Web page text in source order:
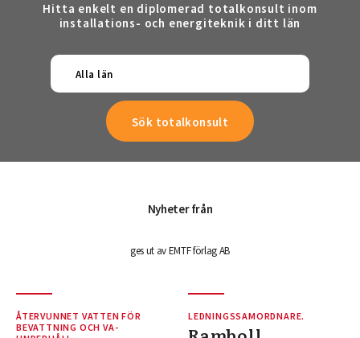
Hitta enkelt en diplomerad totalkonsult inom
installations- och energiteknik i ditt län
Alla län
Nyheter från
ges ut av EMTF förlag AB
ÅTERVUNNET VATTEN FÖR
BEVATTNING OCH VA-
LEDNINGSSAMORDNARE.